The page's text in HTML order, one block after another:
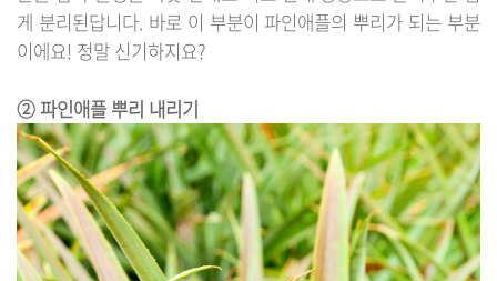
게 분리된답니다. 바로 이 부분이 파인애플의 뿌리가 되는 부분
이에요! 정말 신기하지요?
② 파인애플 뿌리 내리기